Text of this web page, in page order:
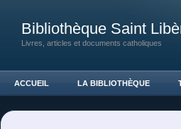
Bibliothèque Saint
Livres, articles et documents catholiques
ACCUEIL LA BIBLIOTHÈQUE